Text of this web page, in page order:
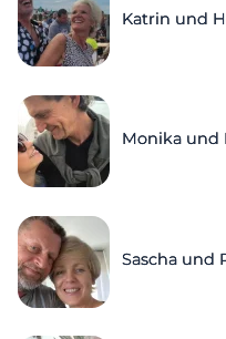
Katrin und
Monika und
Sascha und